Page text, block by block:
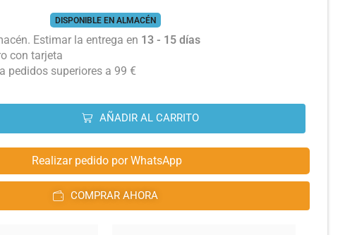
DISPONIBLE EN ALMACÉN
Estimar la entrega en 13 - 15 días
con tarjeta
pedidos superiores a 99 €
AÑADIR AL CARRITO
Realizar pedido por WhatsApp
COMPRAR AHORA